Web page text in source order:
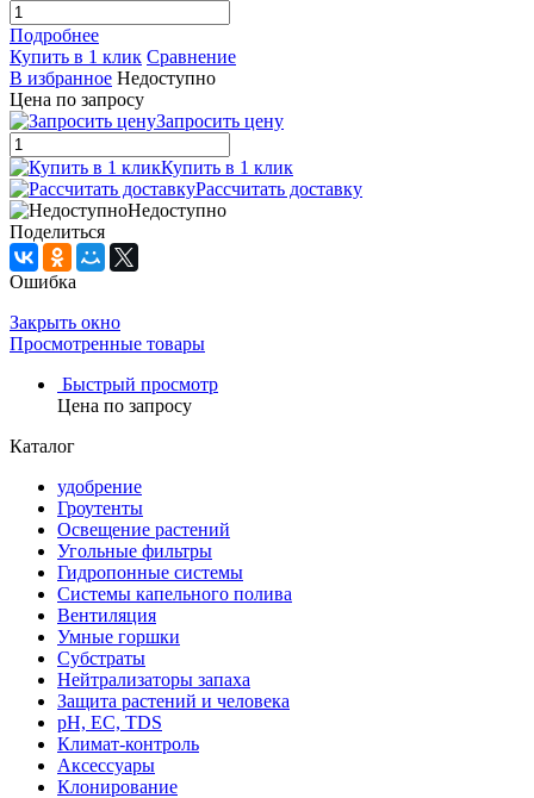
Подробнее
Купить в 1 клик Сравнение
В избранное Недоступно
Цена по запросу
Запросить цену
Купить в 1 клик
Рассчитать доставку
Недоступно
Поделиться
Ошибка
Закрыть окно
Просмотренные товары
Быстрый просмотр
Цена по запросу
Каталог
удобрение
Гроутенты
Освещение растений
Угольные фильтры
Гидропонные системы
Системы капельного полива
Вентиляция
Умные горшки
Субстраты
Нейтрализаторы запаха
Защита растений и человека
pH, EC, TDS
Климат-контроль
Аксессуары
Клонирование